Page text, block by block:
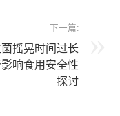
下一篇:
摇晃时间过长
响食用安全性
探讨